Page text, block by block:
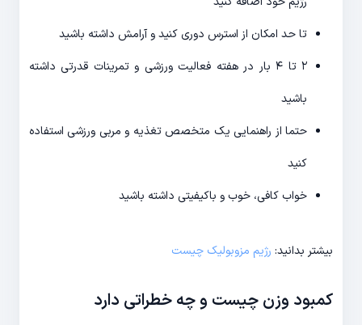
تا حد امکان از استرس دوری کنید و آرامش داشته باشید
۲ تا ۴ بار در هفته فعالیت ورزشی و تمرینات قدرتی داشته
باشید
حتما از راهنمایی یک متخصص تغذیه و مربی ورزشی استفاده
کنید
خواب کافی، خوب و باکیفیتی داشته باشید
بیشتر بدانید: رژیم مزوبولیک چیست
کمبود وزن چیست و چه خطراتی دارد